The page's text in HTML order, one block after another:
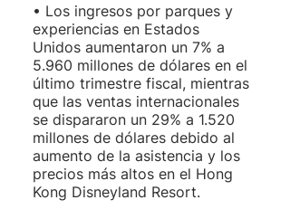
• Los ingresos por parques y
experiencias en Estados
Unidos aumentaron un 7% a
5.960 millones de dólares en el
último trimestre fiscal, mientras
que las ventas internacionales
se dispararon un 29% a 1.520
millones de dólares debido al
aumento de la asistencia y los
precios más altos en el Hong
Kong Disneyland Resort.